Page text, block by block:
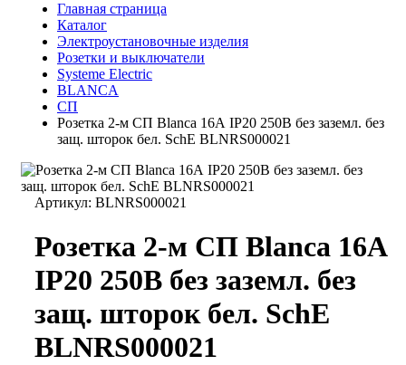
Главная страница
Каталог
Электроустановочные изделия
Розетки и выключатели
Systeme Electric
BLANCA
СП
Розетка 2-м СП Blanca 16А IP20 250В без заземл. без
защ. шторок бел. SchE BLNRS000021
Артикул: BLNRS000021
Розетка 2-м СП Blanca 16А
IP20 250В без заземл. без
защ. шторок бел. SchE
BLNRS000021